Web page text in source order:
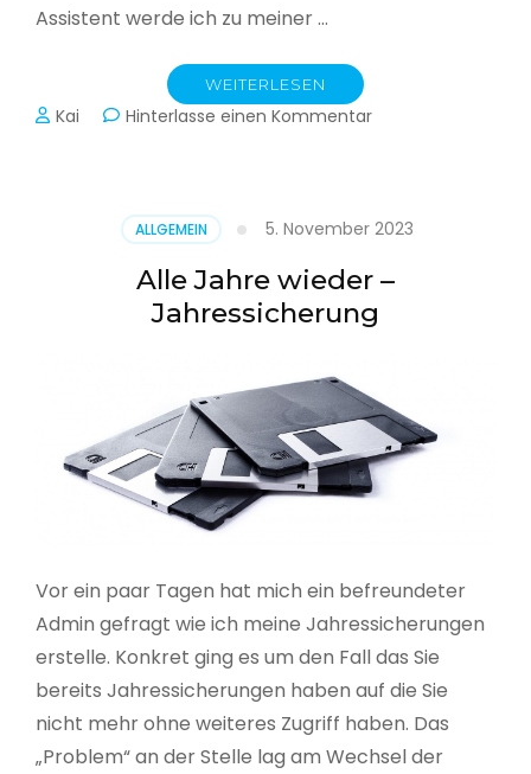
Assistent werde ich zu meiner …
WEITERLESEN
Kai Hinterlasse einen Kommentarzu
ALLGEMEIN 5. November 2023
Alle Jahre wieder –
Jahressicherung
Vor ein paar Tagen hat mich ein befreundeter
Admin gefragt wie ich meine Jahressicherungen
erstelle. Konkret ging es um den Fall das Sie
bereits Jahressicherungen haben auf die Sie
nicht mehr ohne weiteres Zugriff haben. Das
„Problem“ an der Stelle lag am Wechsel der